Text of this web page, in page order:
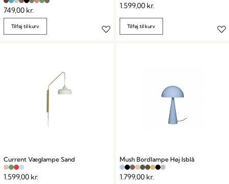
749,00 kr.
Tilføj til kurv
1.599,00 kr.
Tilføj til kurv
Current Væglampe Sand
1.599,00 kr.
Mush Bordlampe Høj Isblå
1.799,00 kr.